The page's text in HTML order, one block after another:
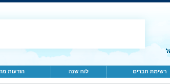
רשימת חברים לוח שנה הודעות